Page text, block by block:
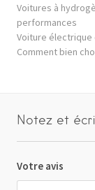
Voitures à
performances
Voiture électrique
Comment bien
Notez et
Votre avis